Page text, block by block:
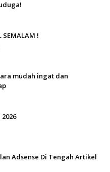
SEMALAM !
cara mudah ingat dan
2026
Adsense Di Tengah Artikel